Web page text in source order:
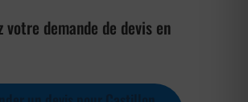
votre demande de devis en